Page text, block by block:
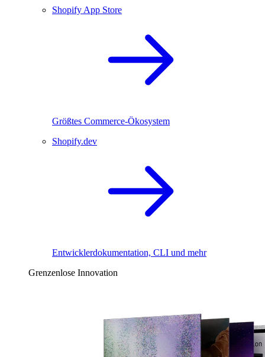
Shopify App Store
Größtes Commerce-Ökosystem
Shopify.dev
Entwicklerdokumentation, CLI und mehr
Grenzenlose Innovation